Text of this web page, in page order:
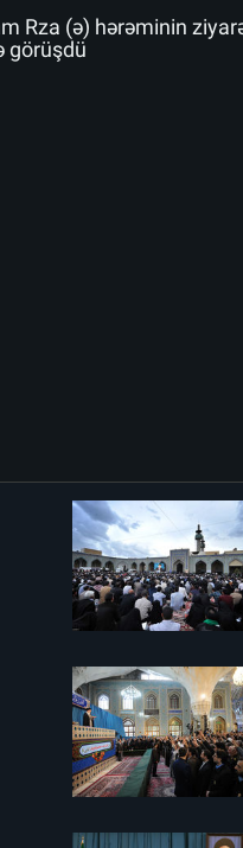
Rza (ə) hərəminin
görüşdü